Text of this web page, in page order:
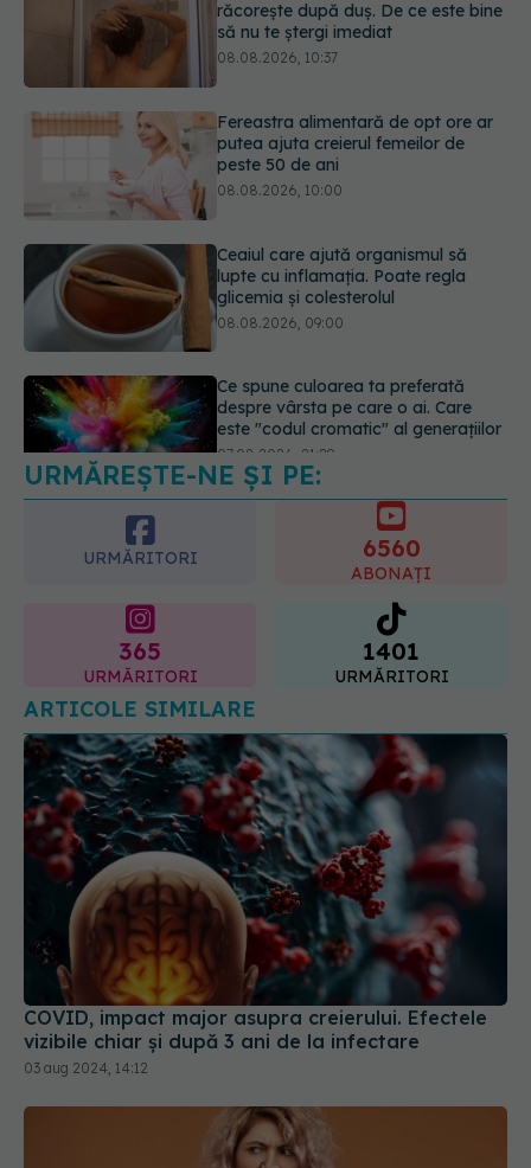
Fereastra alimentară de opt ore ar
putea ajuta creierul femeilor de
peste 50 de ani
Ceaiul care ajută organismul să
lupte cu inflamația. Poate regla
glicemia și colesterolul
Ce spune culoarea ta preferată
despre vârsta pe care o ai. Care
este "codul cromatic" al generațiilor
Analiza de sânge AST (SGOT): ce
înseamnă rezultatele și când sunt un
semnal de alarmă
08.08.2026, 11:00
URMĂREȘTE-NE ȘI PE:
URMĂRITORI
ABONAȚI
URMĂRITORI
1401
URMĂRITORI
ARTICOLE SIMILARE
COVID, impact major asupra creierului. Efectele
vizibile chiar și după 3 ani de la infectare
03 aug 2024, 14:12